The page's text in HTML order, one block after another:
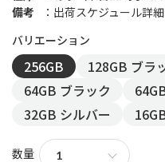
備考
出荷スケジュール詳
256GB 128GB ブラ
64GB ブラック
32GB シルバー
数量